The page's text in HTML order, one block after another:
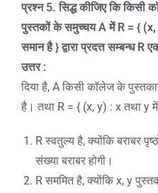
प्रश्न 5. सिद्ध कीजिए कि
पुस्तकों के समुच्चयAमें R = {
समान है}द्वारा प्रदत्त सम्बन्धR
उत्तर :
दिया है, A किसी कॉलेज के
है। तथा R = { (x, y) : x तथा y
R स्वतुल्य है, क्योंकि बराबर
संख्या बराबर होगी।
R सममित है, क्योंकि x, y